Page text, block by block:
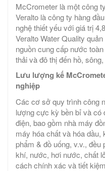
McCrometer là một công
Veralto là công ty hàng
nghệ thiết yếu với giá trị
Veralto Water Quality
nguồn cung cấp nước
thải và đô thị đến hồ,
Lưu lượng kế
nghiệp
Các cơ sở quy trình công
lượng cực kỳ bền bỉ và có
điện, bao gồm nhà máy
máy hóa chất và hóa
phẩm & đồ uống, v.v.,
khí, nước, hơi nước, chất
cách chính xác và tiết